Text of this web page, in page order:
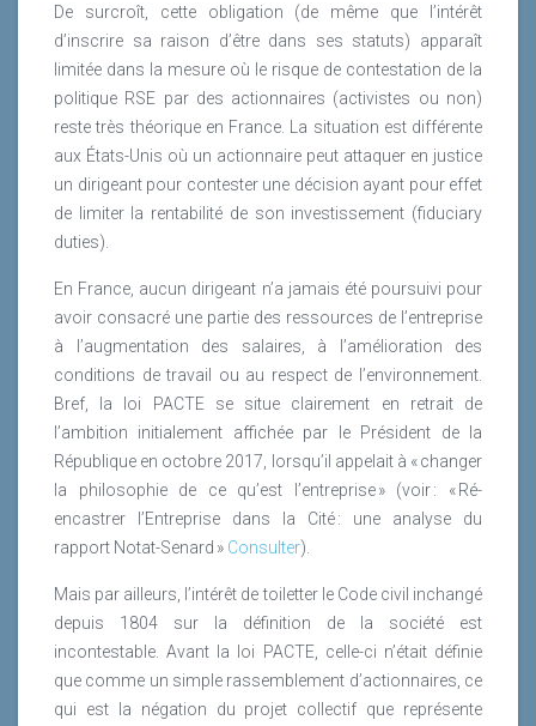
De surcroît, cette obligation (de même que l’intérêt
d’inscrire sa raison d’être dans ses statuts) apparaît
limitée dans la mesure où le risque de contestation de la
politique RSE par des actionnaires (activistes ou non)
reste très théorique en France. La situation est différente
aux États-Unis où un actionnaire peut attaquer en justice
un dirigeant pour contester une décision ayant pour effet
de limiter la rentabilité de son investissement (fiduciary
duties).
En France, aucun dirigeant n’a jamais été poursuivi pour
avoir consacré une partie des ressources de l’entreprise
à l’augmentation des salaires, à l’amélioration des
conditions de travail ou au respect de l’environnement.
Bref, la loi PACTE se situe clairement en retrait de
l’ambition initialement affichée par le Président de la
République en octobre 2017, lorsqu’il appelait à « changer
la philosophie de ce qu’est l’entreprise » (voir : « Ré-
encastrer l’Entreprise dans la Cité : une analyse du
rapport Notat-Senard » Consulter).
Mais par ailleurs, l’intérêt de toiletter le Code civil inchangé
depuis 1804 sur la définition de la société est
incontestable. Avant la loi PACTE, celle-ci n’était définie
que comme un simple rassemblement d’actionnaires, ce
qui est la négation du projet collectif que représente